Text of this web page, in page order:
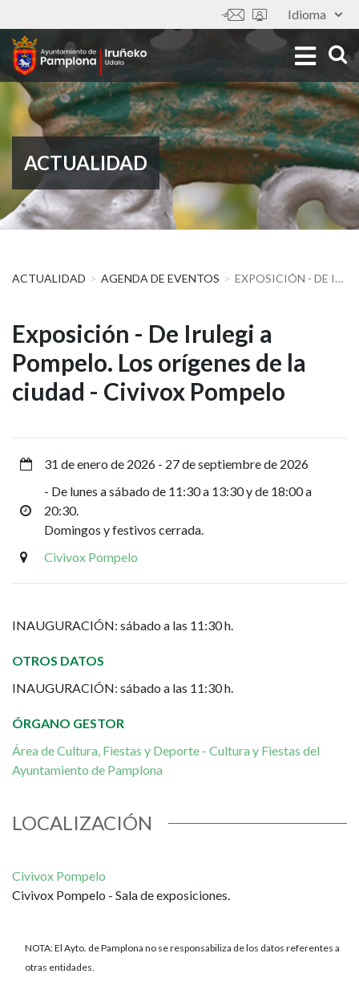
al
contenido
principal
Idioma
Tools
ACTUALIDAD
ACTUALIDAD AGENDA DE EVENTOS EXPOSICIÓN - DE IRULEGI A POMPELO. LOS ORÍGENES DE LA CIUDAD - CIVIVOX POMPELO
Exposición
-
De
a
Pompelo.
Los
orígenes
ciudad
-
Civivox
Pompelo
Exposición - De Irulegi a
Pompelo. Los orígenes de la
ciudad - Civivox Pompelo
31 de enero de 2026 - 27 de septiembre de 2026
- De lunes a sábado de 11:30 a 13:30 y de 18:00 a
20:30.
Domingos y festivos cerrada.
Civivox Pompelo
INAUGURACIÓN: sábado a las 11:30 h.
OTROS DATOS
INAUGURACIÓN: sábado a las 11:30 h.
ÓRGANO GESTOR
Área de Cultura, Fiestas y Deporte - Cultura y Fiestas del
Ayuntamiento de Pamplona
LOCALIZACIÓN
Civivox Pompelo
Civivox Pompelo - Sala de exposiciones.
NOTA: El Ayto. de Pamplona no se responsabiliza de los datos referentes a
otras entidades.